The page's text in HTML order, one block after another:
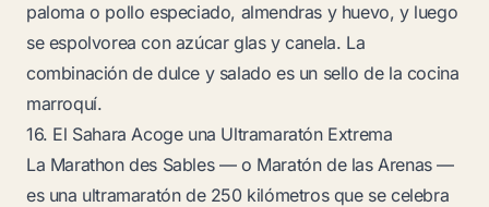
paloma o pollo especiado, almendras y huevo, y luego
se espolvorea con azúcar glas y canela. La
combinación de dulce y salado es un sello de la cocina
marroquí.
16. El Sahara Acoge una Ultramaratón Extrema
La Marathon des Sables — o Maratón de las Arenas —
es una ultramaratón de 250 kilómetros que se celebra